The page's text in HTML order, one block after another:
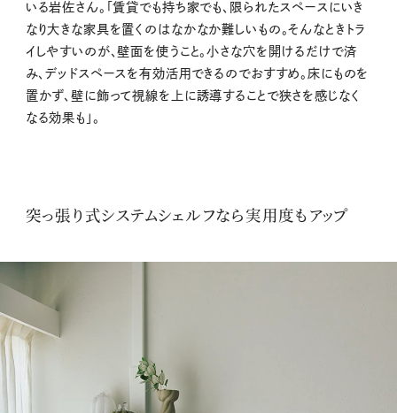
いる岩佐さん。「賃貸でも持ち家でも、限られたスペースにいき
なり大きな家具を置くのはなかなか難しいもの。そんなときトラ
イしやすいのが、壁面を使うこと。小さな穴を開けるだけで済
み、デッドスペースを有効活用できるのでおすすめ。床にものを
置かず、壁に飾って視線を上に誘導することで狭さを感じなく
なる効果も」。
突っ張り式システムシェルフなら実用度もアップ